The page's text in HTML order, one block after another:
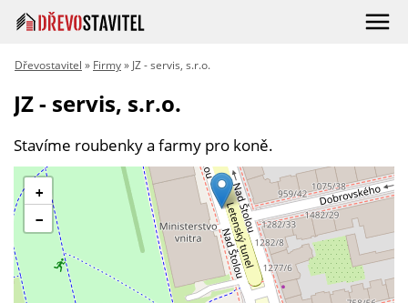
Dřevostavitel » Firmy» JZ - servis, s.r.o.
JZ - servis, s.r.o.
Stavíme roubenky a farmy pro koně.
+
−